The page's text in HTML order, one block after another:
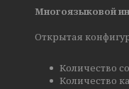
Многоязыковой
Открытая
Количество
Количество